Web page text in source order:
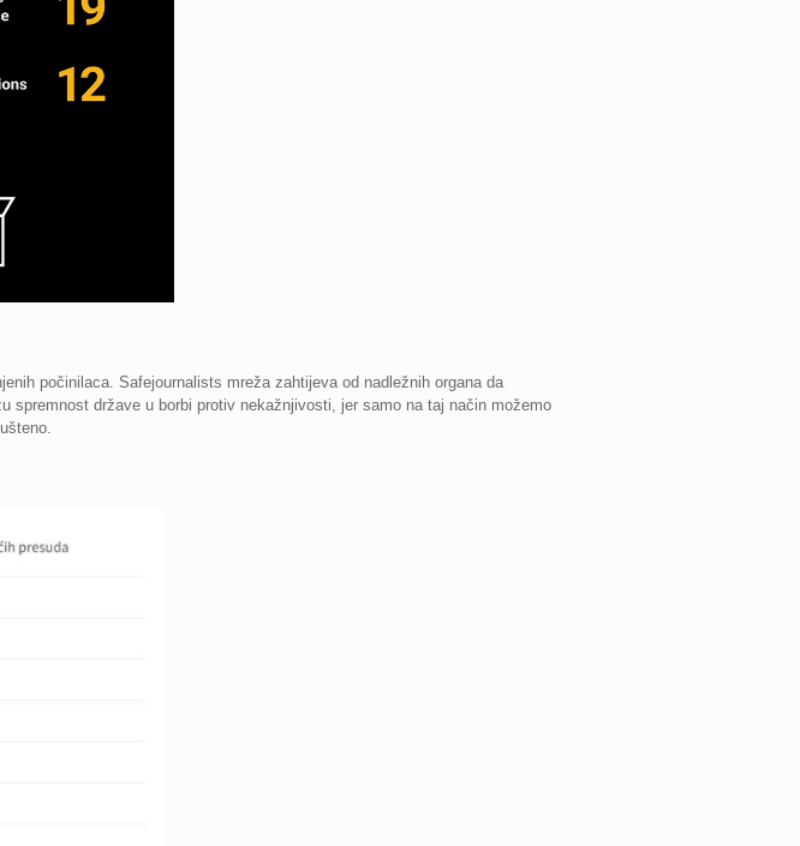
počinilaca. Safejournalists mreža zahtijeva od nadležnih organa da
spremnost države u borbi protiv nekažnjivosti, jer samo na taj način možemo